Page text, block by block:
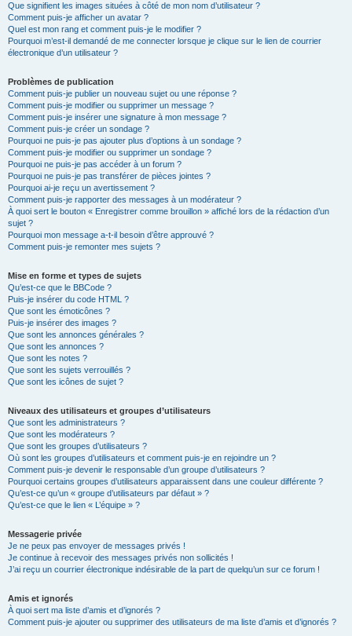
Que signifient les images situées à côté de mon nom d’utilisateur ?
Comment puis-je afficher un avatar ?
Quel est mon rang et comment puis-je le modifier ?
Pourquoi m’est-il demandé de me connecter lorsque je clique sur le lien de courrier
électronique d’un utilisateur ?
Problèmes de publication
Comment puis-je publier un nouveau sujet ou une réponse ?
Comment puis-je modifier ou supprimer un message ?
Comment puis-je insérer une signature à mon message ?
Comment puis-je créer un sondage ?
Pourquoi ne puis-je pas ajouter plus d’options à un sondage ?
Comment puis-je modifier ou supprimer un sondage ?
Pourquoi ne puis-je pas accéder à un forum ?
Pourquoi ne puis-je pas transférer de pièces jointes ?
Pourquoi ai-je reçu un avertissement ?
Comment puis-je rapporter des messages à un modérateur ?
À quoi sert le bouton « Enregistrer comme brouillon » affiché lors de la rédaction d’un
sujet ?
Pourquoi mon message a-t-il besoin d’être approuvé ?
Comment puis-je remonter mes sujets ?
Mise en forme et types de sujets
Qu’est-ce que le BBCode ?
Puis-je insérer du code HTML ?
Que sont les émoticônes ?
Puis-je insérer des images ?
Que sont les annonces générales ?
Que sont les annonces ?
Que sont les notes ?
Que sont les sujets verrouillés ?
Que sont les icônes de sujet ?
Niveaux des utilisateurs et groupes d’utilisateurs
Que sont les administrateurs ?
Que sont les modérateurs ?
Que sont les groupes d’utilisateurs ?
Où sont les groupes d’utilisateurs et comment puis-je en rejoindre un ?
Comment puis-je devenir le responsable d’un groupe d’utilisateurs ?
Pourquoi certains groupes d’utilisateurs apparaissent dans une couleur différente ?
Qu’est-ce qu’un « groupe d’utilisateurs par défaut » ?
Qu’est-ce que le lien « L’équipe » ?
Messagerie privée
Je ne peux pas envoyer de messages privés !
Je continue à recevoir des messages privés non sollicités !
J’ai reçu un courrier électronique indésirable de la part de quelqu’un sur ce forum !
Amis et ignorés
À quoi sert ma liste d’amis et d’ignorés ?
Comment puis-je ajouter ou supprimer des utilisateurs de ma liste d’amis et d’ignorés ?